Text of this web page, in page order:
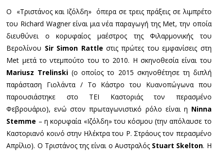
Ο «Τριστάνος και Ιζόλδη» όπερα σε τρεις πράξεις σε λιμπρέτο
του Richard Wagner είναι μια νέα παραγωγή της Met, την οποία
διευθύνει ο κορυφαίος μαέστρος της Φιλαρμονικής του
Βερολίνου Sir Simon Rattle στις πρώτες του εμφανίσεις στη
Met μετά το ντεμπούτο του το 2010. Η σκηνοθεσία είναι του
Mariusz Trelinski (ο οποίος το 2015 σκηνοθέτησε τη διπλή
παράσταση Γιολάντα / Το Κάστρο του Κυανοπώγωνα που
παρουσιάστηκε στο ΤΕΙ Καστοριάς τον περασμένο
Φεβρουάριο), ενώ στον πρωταγωνιστικό ρόλο είναι η Ninna
Stemme – η κορυφαία «Ιζόλδη» του κόσμου (την απόλαυσε το
Καστοριανό κοινό στην Ηλέκτρα του Ρ. Στράους τον περασμένο
Απρίλιο). Ο Τριστάνος της είναι ο Αυστραλός Stuart Skelton. Η